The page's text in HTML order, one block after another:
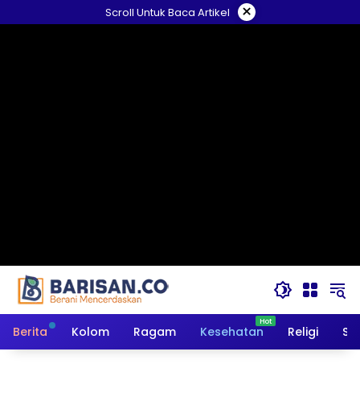
ke
Scroll Untuk Baca Artikel ×
Berita Kolom Ragam Kesehatan Religi